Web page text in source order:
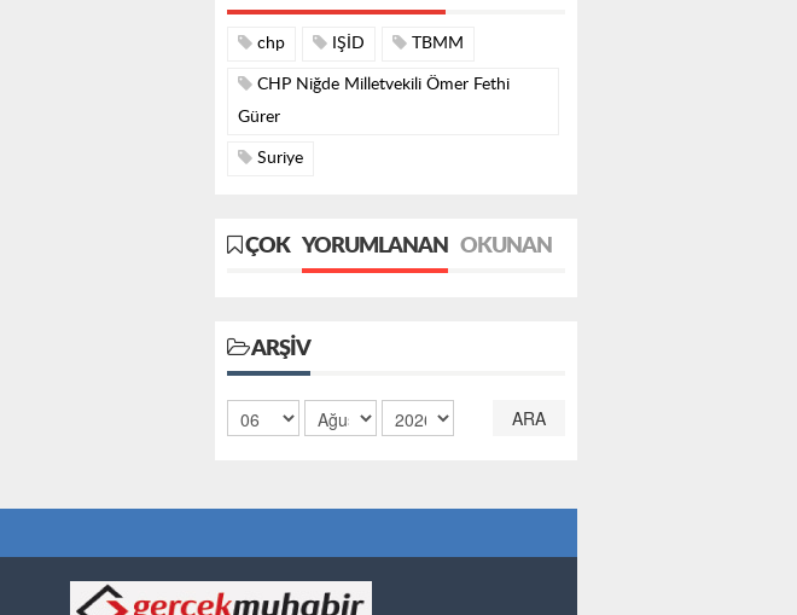
chp IŞİD TBMM
CHP Niğde Milletvekili Ömer Fethi
Gürer
Suriye
ÇOK YORUMLANAN OKUNAN
ARŞIV
ARA